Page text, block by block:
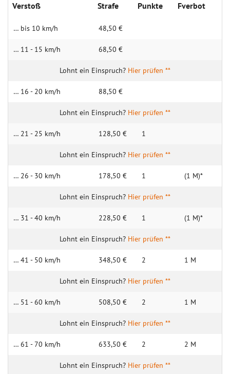
Verstoß Strafe Punkte Fverbot
… bis 10 km/h 48,50 €
… 11 - 15 km/h 68,50 €
Hier prüfen **
… 16 - 20 km/h 88,50 €
Hier prüfen **
… 21 - 25 km/h 128,50 € 1
Hier prüfen **
… 26 - 30 km/h 178,50 € 1 (1 M)*
Hier prüfen **
… 31 - 40 km/h 228,50 € 1 (1 M)*
Hier prüfen **
… 41 - 50 km/h 348,50 € 2 1 M
Hier prüfen **
… 51 - 60 km/h 508,50 € 2 1 M
Hier prüfen **
… 61 - 70 km/h 633,50 € 2 2 M
Hier prüfen **